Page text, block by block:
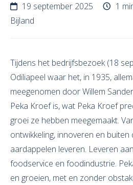
19 september 2025 1
Bijland
Tijdens het bedrijfsbezoek (18
Odiliapeel waar het, in 1935,
meegenomen door Willem
Peka Kroef is, wat Peka Kroef
groei ze hebben meegemaakt.
ontwikkeling, innoveren en buiten
aardappelen leveren. Leveren
foodservice en foodindustrie.
en groeien, met en zonder